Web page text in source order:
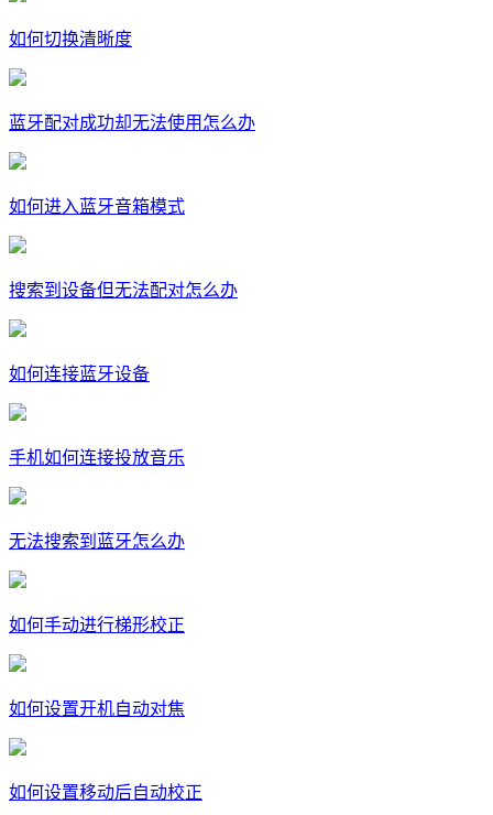
如何切换清晰度
蓝牙配对成功却无法使用怎么办
如何进入蓝牙音箱模式
搜索到设备但无法配对怎么办
如何连接蓝牙设备
手机如何连接投放音乐
无法搜索到蓝牙怎么办
如何手动进行梯形校正
如何设置开机自动对焦
如何设置移动后自动校正